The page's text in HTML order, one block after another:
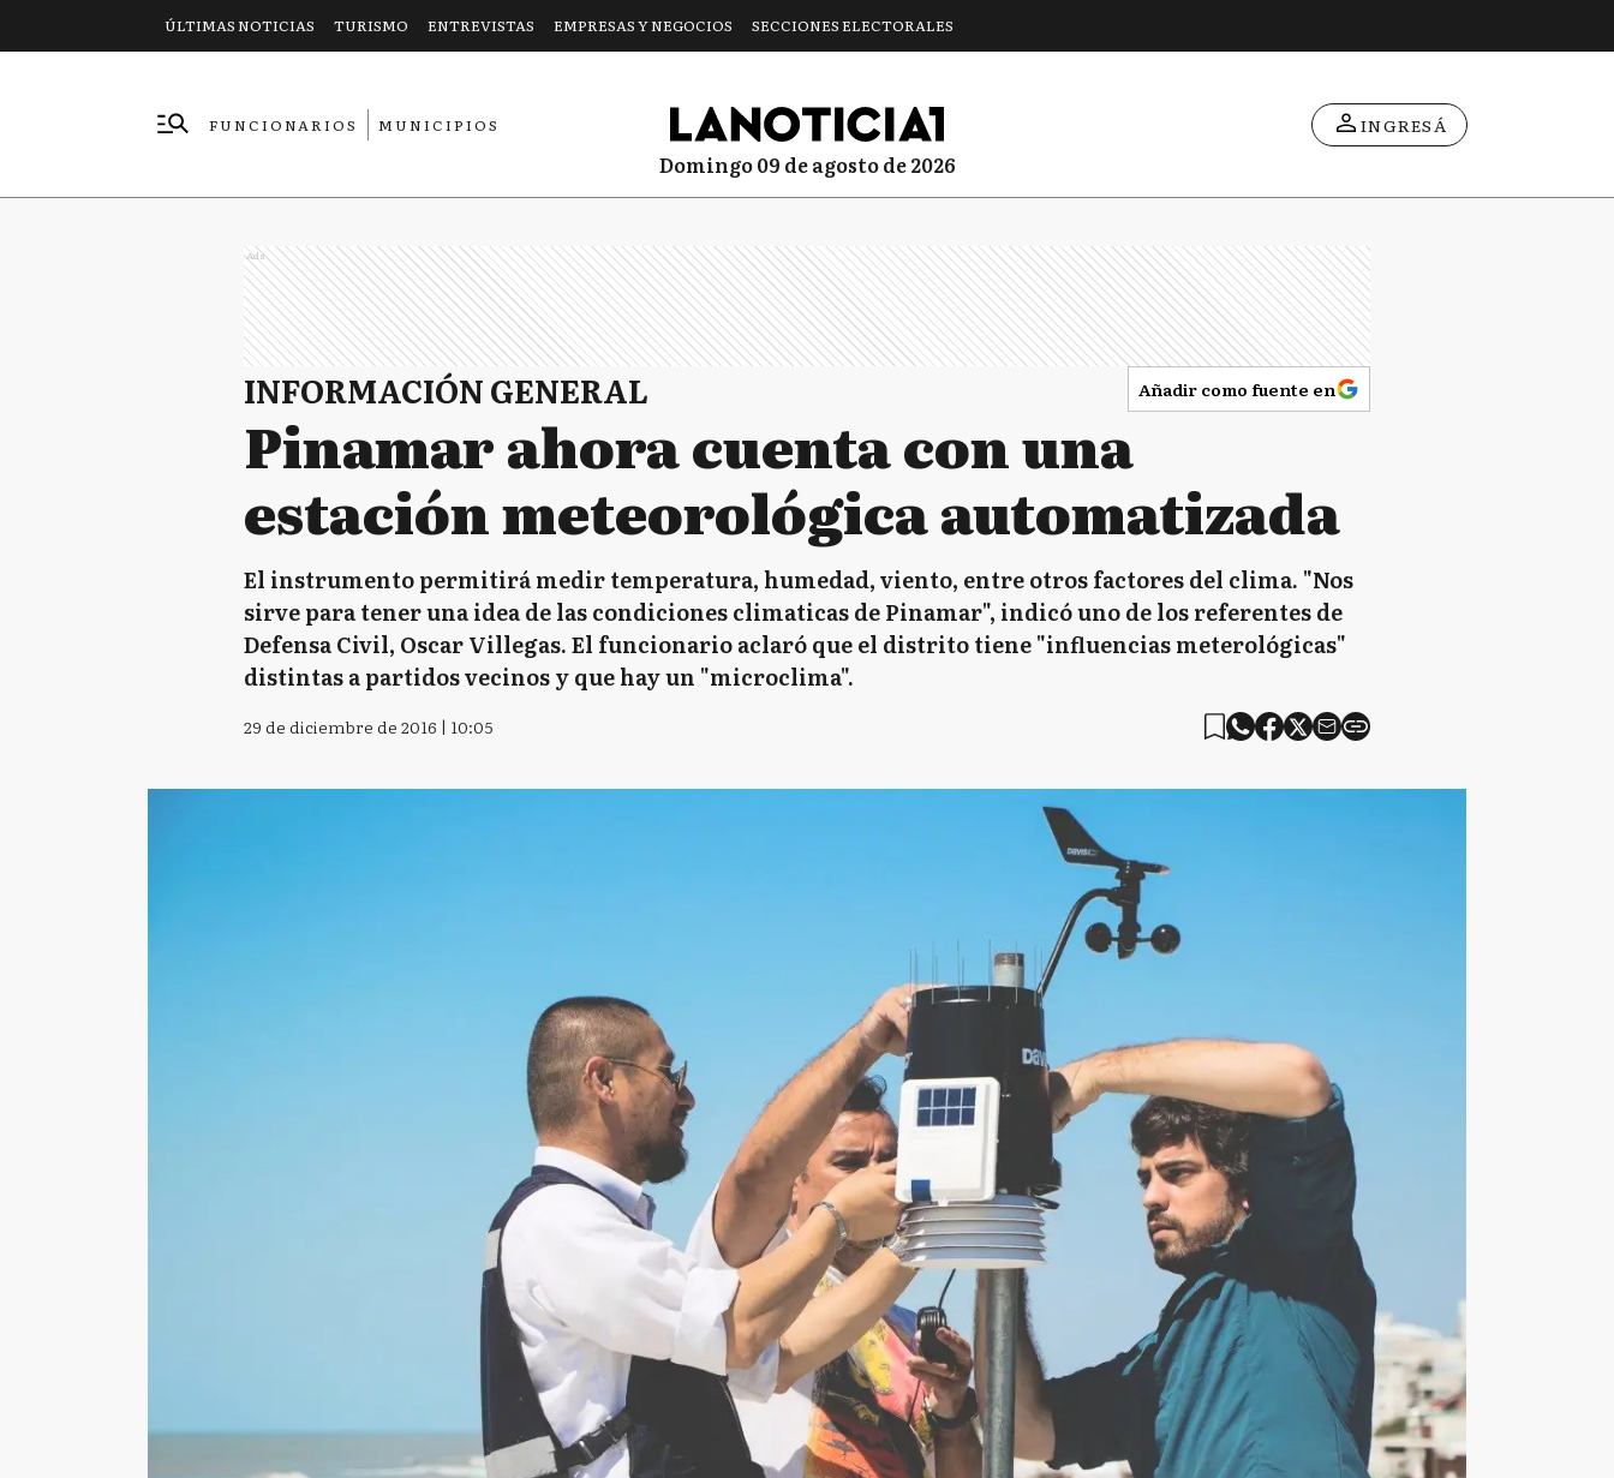
ÚLTIMAS NOTICIAS TURISMO ENTREVISTAS EMPRESAS Y NEGOCIOS SECCIONES ELECTORALES
FUNCIONARIOS
MUNICIPIOS
domingo 09 de agosto de 2026
INGRESÁ
Ads
INFORMACIÓN GENERAL Añadir como fuente en
Pinamar ahora cuenta con una
estación meteorológica automatizada
El instrumento permitirá medir temperatura, humedad, viento, entre otros factores del clima. "Nos
sirve para tener una idea de las condiciones climaticas de Pinamar", indicó uno de los referentes de
Defensa Civil, Oscar Villegas. El funcionario aclaró que el distrito tiene "influencias meterológicas"
distintas a partidos vecinos y que hay un "microclima".
29 de diciembre de 2016 | 10:05